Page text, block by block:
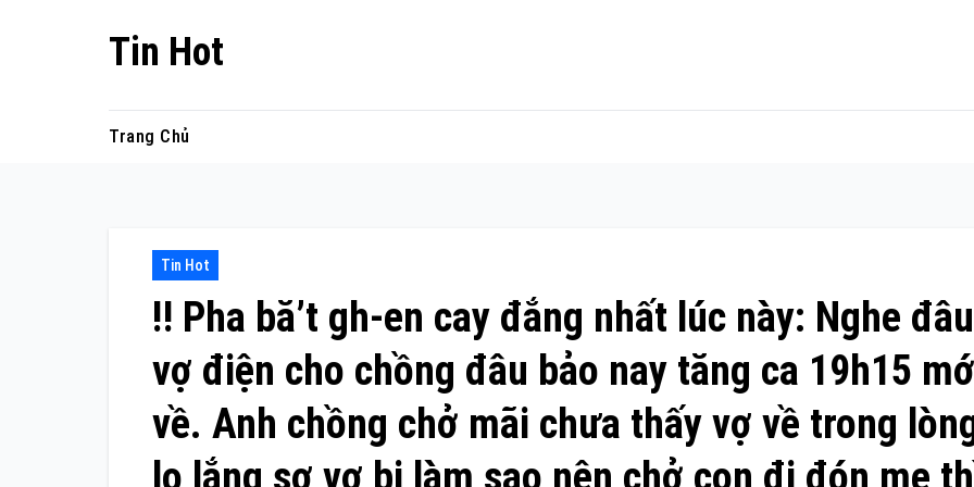
Tin Hot
Trang Chủ
Tin Hot
‼️ Pha bă’t gh-en cay đắng nhất lúc này: Nghe đâu
vợ điện cho chồng đâu bảo nay tăng ca 19h15
về. Anh chồng chở mãi chưa thấy vợ về trong
lo lắng sợ vợ bị làm sao nên chở con đi đón mẹ